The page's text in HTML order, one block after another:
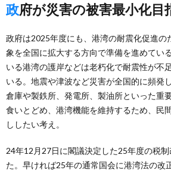
政府が災害の被害最小化
政府は2025年度にも、港湾の耐震化促進の
象を全国に拡大する方向で準備を進めてい
いる港湾の護岸などは老朽化で耐震性が不
いる。地震や津波など災害が全国的に頻発
倉庫や製鉄所、発電所、製油所といった重
食いとどめ、港湾機能を維持するため、民
ししたい考え。
24年12月27日に閣議決定した25年度の税
た。早ければ25年の通常国会に港湾法の改